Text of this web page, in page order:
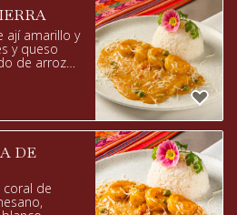
ají amarillo y
y queso
de arroz
DE
coral de